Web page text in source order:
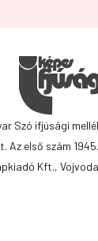
Szó ifjúsági
Az első szám
Kft.,